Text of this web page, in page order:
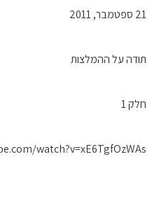
21 ספטמבר, 2011
תודה על ההמלצות
חלק 1
watch?v=xE6TgfOzWAs